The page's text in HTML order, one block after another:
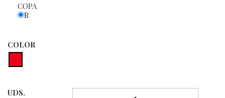
COPA
B
COLOR
UDS.